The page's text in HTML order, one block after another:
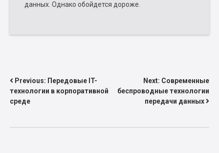
данных. Однако обойдется дороже.
НАВИГАЦИЯ
ПО
Previous: Передовые IT-
технологии в корпоративной
среде
Next: Современные
беспроводные технологии
передачи данных